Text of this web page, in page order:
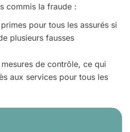
commis la fraude :
pour tous les assurés si
plusieurs fausses
de contrôle, ce qui
aux services pour tous les